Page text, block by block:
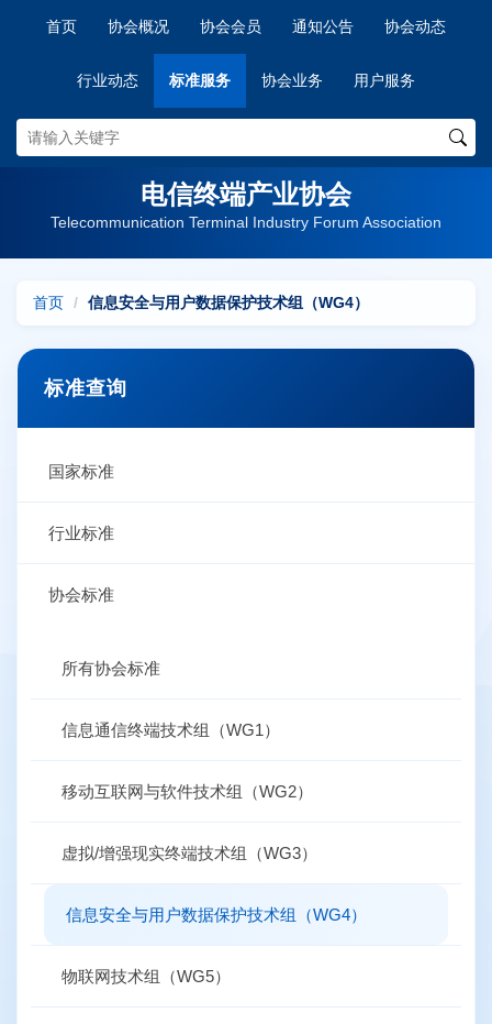
首页 协会概况 协会会员 通知公告 协会动态
行业动态 标准服务 协会业务 用户服务
电信终端产业协会
Telecommunication Terminal Industry Forum Association
首页 信息安全与用户数据保护技术组（WG4）
标准查询
国家标准
行业标准
协会标准
所有协会标准
信息通信终端技术组（WG1）
移动互联网与软件技术组（WG2）
虚拟/增强现实终端技术组（WG3）
信息安全与用户数据保护技术组（WG4）
物联网技术组（WG5）